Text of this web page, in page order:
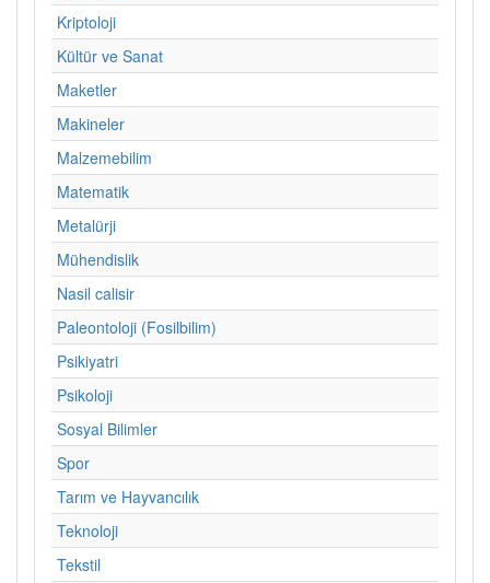
Kriptoloji
Kültür ve Sanat
Maketler
Makineler
Malzemebilim
Matematik
Metalürji
Mühendislik
Nasil calisir
Paleontoloji (Fosilbilim)
Psikiyatri
Psikoloji
Sosyal Bilimler
Spor
Tarım ve Hayvancılık
Teknoloji
Tekstil